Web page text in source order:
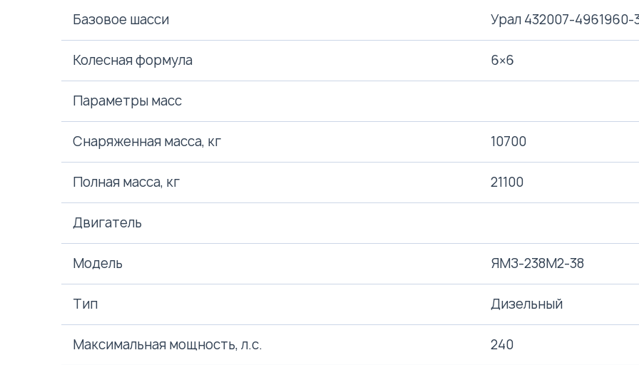
Базовое шасси Урал 432007-4961960-
Колесная формула 6×6
Параметры масс
Снаряженная масса, кг 10700
Полная масса, кг 21100
Двигатель
Модель ЯМЗ-238М2-38
Тип Дизельный
Максимальная мощность, л.с. 240